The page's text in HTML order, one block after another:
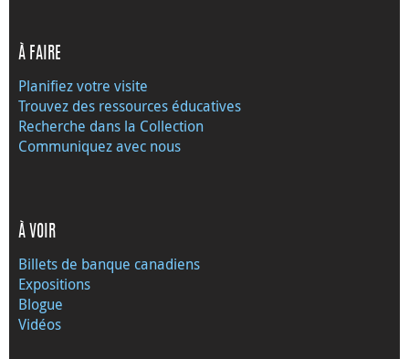
À FAIRE
Planifiez votre visite
Trouvez des ressources éducatives
Recherche dans la Collection
Communiquez avec nous
À VOIR
Billets de banque canadiens
Expositions
Blogue
Vidéos